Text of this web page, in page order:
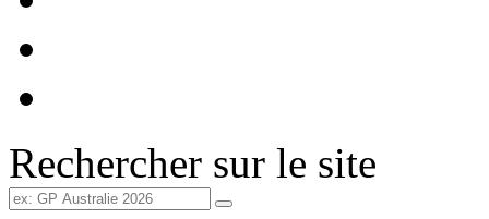
Rechercher sur le site